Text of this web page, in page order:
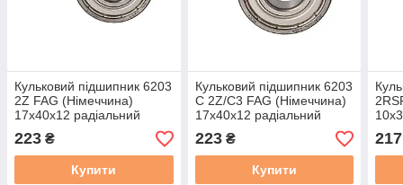
Кульковий підшипник 6203
2Z FAG (Німеччина)
17x40x12 радіальний
223 ₴
Купити
Кульковий підшипник 6203
C 2Z/C3 FAG (Німеччина)
17x40x12 радіальний
223₴
Купити
217